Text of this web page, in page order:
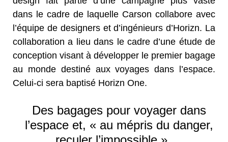
dans le cadre de laquelle Carson collabore avec
l’équipe de designers et d’ingénieurs d’Horizn. La
collaboration a lieu dans le cadre d’une étude de
conception visant à développer le premier bagage
au monde destiné aux voyages dans l’espace.
Celui-ci sera baptisé Horizn One.
Des bagages pour voyager dans
l’espace et, « au mépris du danger,